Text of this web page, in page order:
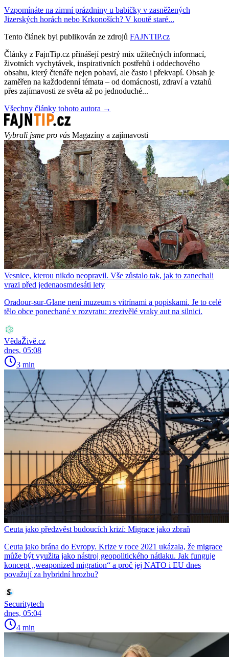
Vzpomínáte na zimní prázdniny u babičky v zasněžených
Jizerských horách nebo Krkonoších? V koutě staré...
Tento článek byl publikován ze zdrojů FAJNTIP.cz
Články z FajnTip.cz přinášejí pestrý mix užitečných informací,
životních vychytávek, inspirativních postřehů i oddechového
obsahu, který čtenáře nejen pobaví, ale často i překvapí. Obsah je
zaměřen na každodenní témata – od domácnosti, zdraví a vztahů
přes zajímavosti ze světa až po jednoduché...
Všechny články tohoto autora →
Vybrali jsme pro vás Magazíny a zajímavosti
Vesnice, kterou nikdo neopravil. Vše zůstalo tak, jak to zanechali
vrazi před jedenaosmdesáti lety
Oradour-sur-Glane není muzeum s vitrínami a popiskami. Je to celé
tělo obce ponechané v rozvratu: zrezivělé vraky aut na silnici.
VědaŽivě.cz
dnes, 05:08
3 min
Ceuta jako předzvěst budoucích krizí: Migrace jako zbraň
Ceuta jako brána do Evropy. Krize v roce 2021 ukázala, že migrace
může být využita jako nástroj geopolitického nátlaku. Jak funguje
koncept „weaponized migration“ a proč jej NATO i EU dnes
považují za hybridní hrozbu?
Securitytech
dnes, 05:04
4 min